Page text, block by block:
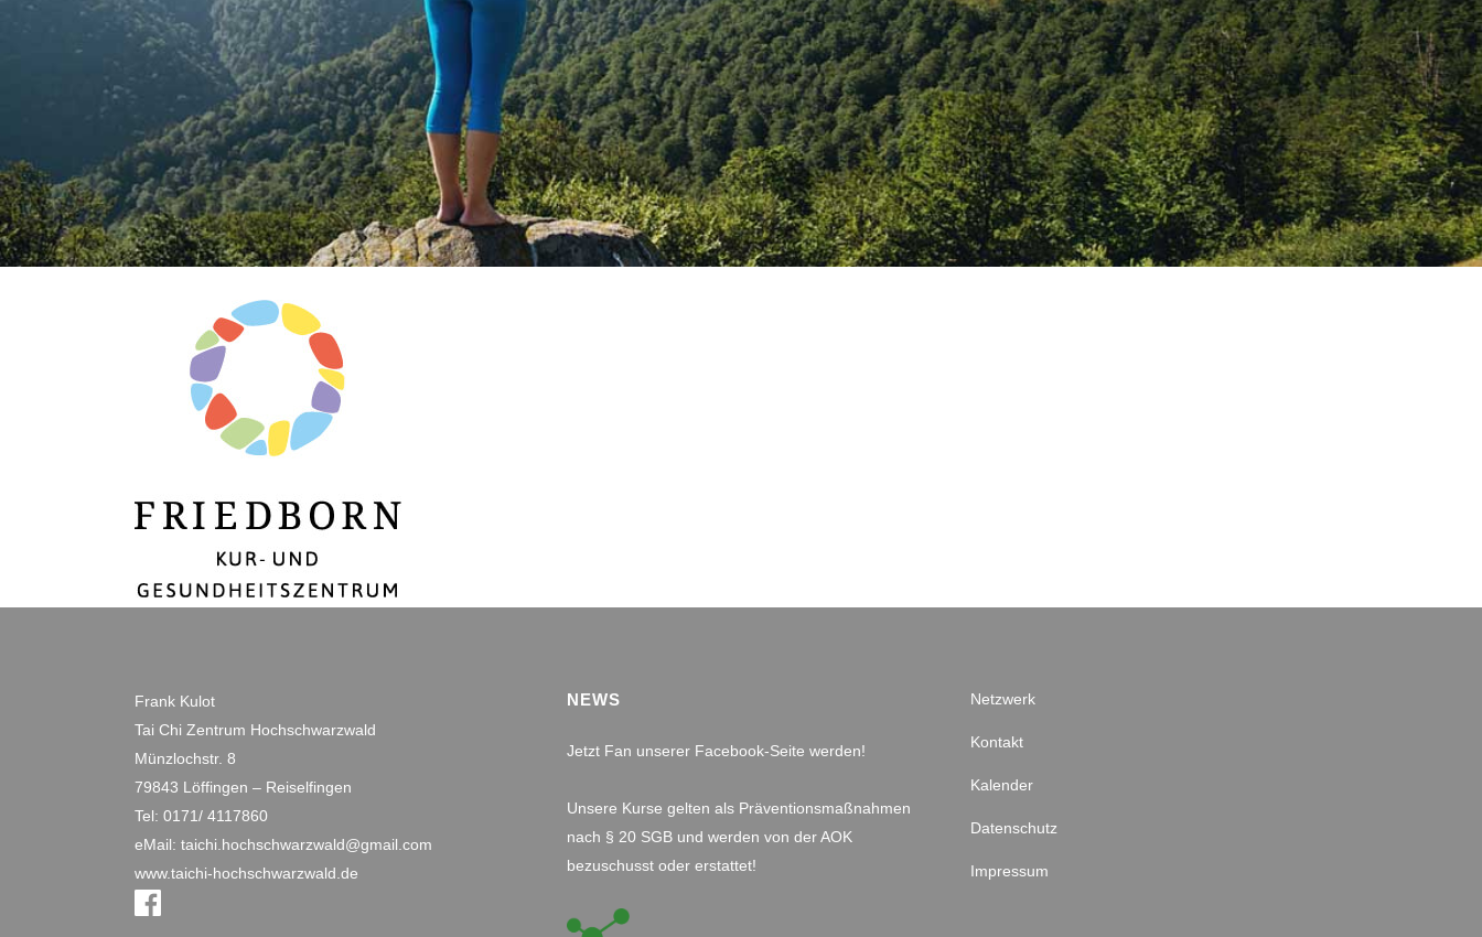
Frank Kulot
Tai Chi Zentrum Hochschwarzwald
Münzlochstr. 8
79843 Löffingen – Reiselfingen
Tel: 0171/ 4117860
eMail: taichi.hochschwarzwald@gmail.com
www.taichi-hochschwarzwald.de
NEWS
Jetzt Fan unserer Facebook-Seite werden!
Unsere Kurse gelten als Präventionsmaßnahmen
nach § 20 SGB und werden von der AOK
bezuschusst oder erstattet!
Netzwerk
Kontakt
Kalender
Datenschutz
Impressum